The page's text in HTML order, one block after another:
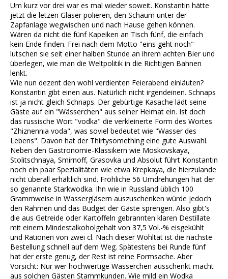
Um kurz vor drei war es mal wieder soweit. Konstantin hätte
jetzt die letzen Gläser polieren, den Schaum unter der
Zapfanlage wegwischen und nach Hause gehen können.
Wären da nicht die fünf Kapeiken an Tisch fünf, die einfach
kein Ende finden. Frei nach dem Motto "eins geht noch"
lutschen sie seit einer halben Stunde an ihrem achten Bier und
überlegen, wie man die Weltpolitik in die Richtigen Bahnen
lenkt.
Wie nun dezent den wohl verdienten Feierabend einläuten?
Konstantin gibt einen aus. Natürlich nicht irgendeinen. Schnaps
ist ja nicht gleich Schnaps. Der gebürtige Kasache lädt seine
Gäste auf ein "Wässerchen" aus seiner Heimat ein. Ist doch
das russische Wort "vodka" die verkleinerte Form des Wortes
"Zhiznennia voda", was soviel bedeutet wie "Wasser des
Lebens". Davon hat der Thirtysomething eine gute Auswahl.
Neben den Gastronomie-Klassikern wie Moskovskaya,
Stolitschnaya, Smirnoff, Grasovka und Absolut führt Konstantin
noch ein paar Spezialitäten wie etwa Krepkaya, die hierzulande
nicht überall erhältlich sind. Fröhliche 56 Umdrehungen hat der
so genannte Starkwodka. Ihn wie in Russland üblich 100
Grammweise in Wassergläsern auszuschenken würde jedoch
den Rahmen und das Budget der Gäste sprengen. Also gibt's
die aus Getreide oder Kartoffeln gebrannten klaren Destillate
mit einem Mindestalkoholgehalt von 37,5 Vol.-% eisgekühlt
und Rationen von zwei cl. Nach dieser Wohltat ist die nächste
Bestellung schnell auf dem Weg. Spätestens bei Runde fünf
hat der erste genug, der Rest ist reine Formsache. Aber
Vorsicht: Nur wer hochwertige Wässerchen ausschenkt macht
aus solchen Gästen Stammkunden. Wie mild ein Wodka